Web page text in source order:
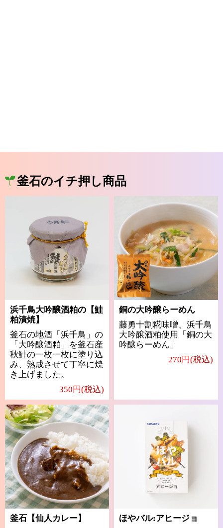
釜石のイチ押し商品
浜千鳥大吟醸酒粕の【鮭
粕漬焼】
釜石の地酒「浜千鳥」の
「大吟醸酒粕」を釜石産
秋鮭の一枚一枚に塗り込
み、熟成させて丁寧に焼
き上げました。
350円(税込)
銅の大吟醸らーめん
藤勇十割糀味噌、浜千鳥
大吟醸酒粕使用「銅の大
吟醸らーめん」
270円(税込)
釜石【仙人カレー】 ほやバル:アヒージョ